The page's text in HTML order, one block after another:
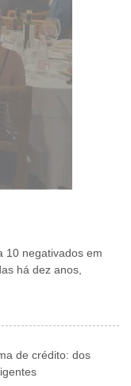
10 negativados em
há dez anos,
de crédito: dos